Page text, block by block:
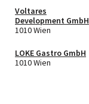
Voltares
Development GmbH
1010 Wien
LOKE Gastro GmbH
1010 Wien